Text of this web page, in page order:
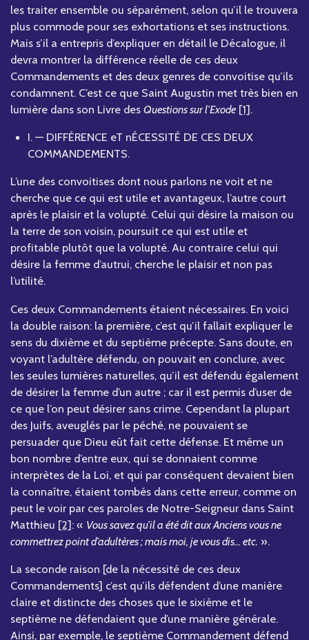
les traiter ensemble ou séparément, selon qu’il le trouvera
plus commode pour ses exhortations et ses instructions.
Mais s’il a entrepris d’expliquer en détail le Décalogue, il
devra montrer la différence réelle de ces deux
Commandements et des deux genres de convoitise qu’ils
condamnent. C’est ce que Saint Augustin met très bien en
lumière dans son Livre des Questions sur l’Exode [1].
I. — DIFFÉRENCE eT nÉCESSITÉ DE CES DEUX
COMMANDEMENTS.
L’une des convoitises dont nous parlons ne voit et ne
cherche que ce qui est utile et avantageux, l’autre court
après le plaisir et la volupté. Celui qui désire la maison ou
la terre de son voisin, poursuit ce qui est utile et
profitable plutôt que la volupté. Au contraire celui qui
désire la femme d’autrui, cherche le plaisir et non pas
l’utilité.
Ces deux Commandements étaient nécessaires. En voici
la double raison: la première, c’est qu’il fallait expliquer le
sens du dixième et du septième précepte. Sans doute, en
voyant l’adultère défendu, on pouvait en conclure, avec
les seules lumières naturelles, qu’il est défendu également
de désirer la femme d’un autre ; car il est permis d’user de
ce que l’on peut désirer sans crime. Cependant la plupart
des Juifs, aveuglés par le péché, ne pouvaient se
persuader que Dieu eût fait cette défense. Et même un
bon nombre d’entre eux, qui se donnaient comme
interprètes de la Loi, et qui par conséquent devaient bien
la connaître, étaient tombés dans cette erreur, comme on
peut le voir par ces paroles de Notre-Seigneur dans Saint
Matthieu [2]: « Vous savez qu’il a été dit aux Anciens vous ne
commettrez point d’adultères ; mais moi, je vous dis... etc. ».
La seconde raison [de la nécessité de ces deux
Commandements] c’est qu’ils défendent d’une manière
claire et distincte des choses que le sixième et le
septième ne défendaient que d’une manière générale.
Ainsi, par exemple, le septième Commandement défend